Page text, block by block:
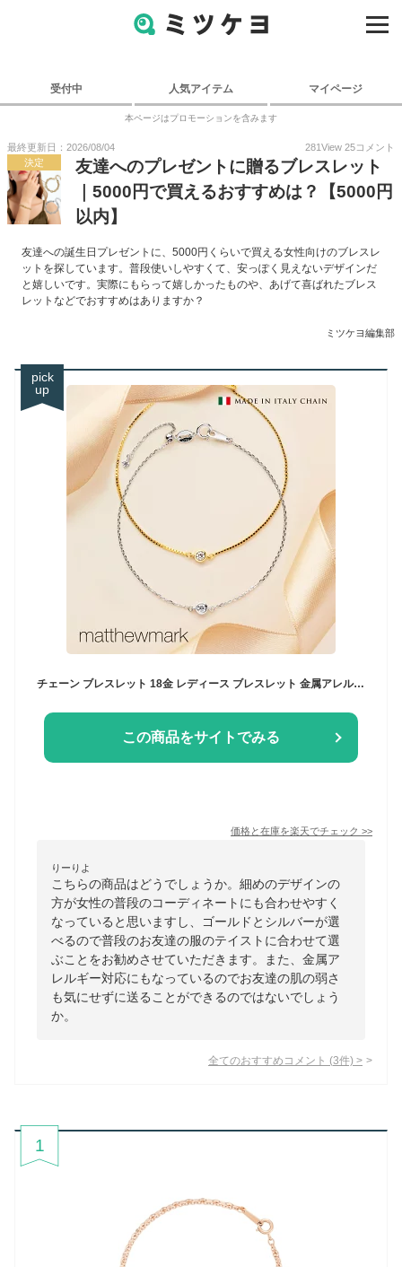
受付中 人気アイテム マイページ
本ページはプロモーションを含みます
最終更新日：2026/08/04 281View 25コメント
決定
友達へのプレゼントに贈るブレスレット
｜5000円で買えるおすすめは？【5000円
以内】
友達への誕生日プレゼントに、5000円くらいで買える女性向けのブレスレ
ットを探しています。普段使いしやすくて、安っぽく見えないデザインだ
と嬉しいです。実際にもらって嬉しかったものや、あげて喜ばれたブレス
レットなどでおすすめはありますか？
ミツケヨ編集部
pick
up
チェーン ブレスレット 18金 レディース ブレスレット 金属アレルギー対応 K18 ロジウム プレーティング SV925 ジルコニア 華奢 ブレスレット 誕生日プレゼント 女友達 ギフト アクセサリー 普段使い クリスマス プレゼント ジュエリー サイズ調整可能
この商品をサイトでみる
価格と在庫を楽天でチェック >>
りーりよ
こちらの商品はどうでしょうか。細めのデザインの
方が女性の普段のコーディネートにも合わせやすく
なっていると思いますし、ゴールドとシルバーが選
べるので普段のお友達の服のテイストに合わせて選
ぶことをお勧めさせていただきます。また、金属ア
レルギー対応にもなっているのでお友達の肌の弱さ
も気にせずに送ることができるのではないでしょう
か。
全てのおすすめコメント (3件) >
1